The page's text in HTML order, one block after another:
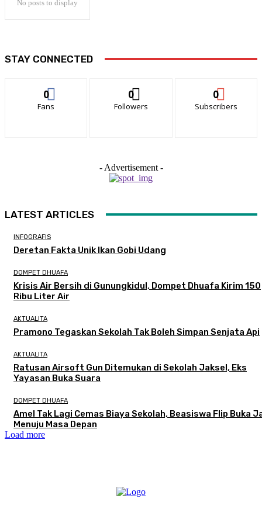
No posts to display
STAY CONNECTED
0
Fans
0
Followers
0
Subscribers
- Advertisement -
LATEST ARTICLES
INFOGRAFIS
Deretan Fakta Unik Ikan Gobi Udang
DOMPET DHUAFA
Krisis Air Bersih di Gunungkidul, Dompet Dhuafa Kirim 150
Ribu Liter Air
AKTUALITA
Pramono Tegaskan Sekolah Tak Boleh Simpan Senjata Api
AKTUALITA
Ratusan Airsoft Gun Ditemukan di Sekolah Jaksel, Eks
Yayasan Buka Suara
DOMPET DHUAFA
Amel Tak Lagi Cemas Biaya Sekolah, Beasiswa Flip Buka
Menuju Masa Depan
Load more